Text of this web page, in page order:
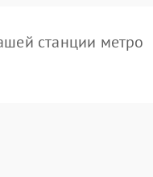
станции метро